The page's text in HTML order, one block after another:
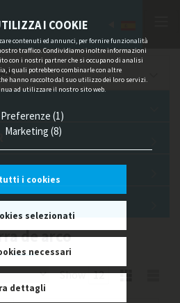
I COOKIE
contenuti ed annunci, per fornire funzionalità
traffico. Condividiamo inoltre informazioni
con i nostri partner che si occupano di analisi
i quali potrebbero combinarle con altre
hanno raccolto dal suo utilizzo dei loro servizi.
ad utilizzare il nostro sito web.
Preferenze (1)
Marketing (8)
i cookies
selezionati
necessari
dettagli
de arco
Show